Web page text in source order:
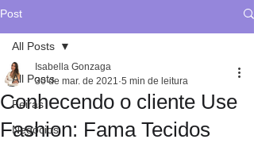
Post
All Posts
Feiras
Negócios
All Posts
Conhecendo o cliente Use
Fashion: Fama Tecidos
Isabella Gonzaga
30 de mar. de 2021 5 min de leitura